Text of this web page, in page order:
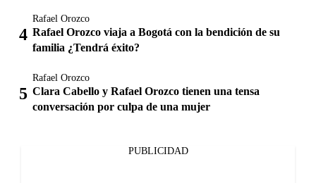
Rafael Orozco
Rafael Orozco viaja a Bogotá con la bendición de su
familia ¿Tendrá éxito?
Rafael Orozco
Clara Cabello y Rafael Orozco tienen una tensa
conversación por culpa de una mujer
PUBLICIDAD